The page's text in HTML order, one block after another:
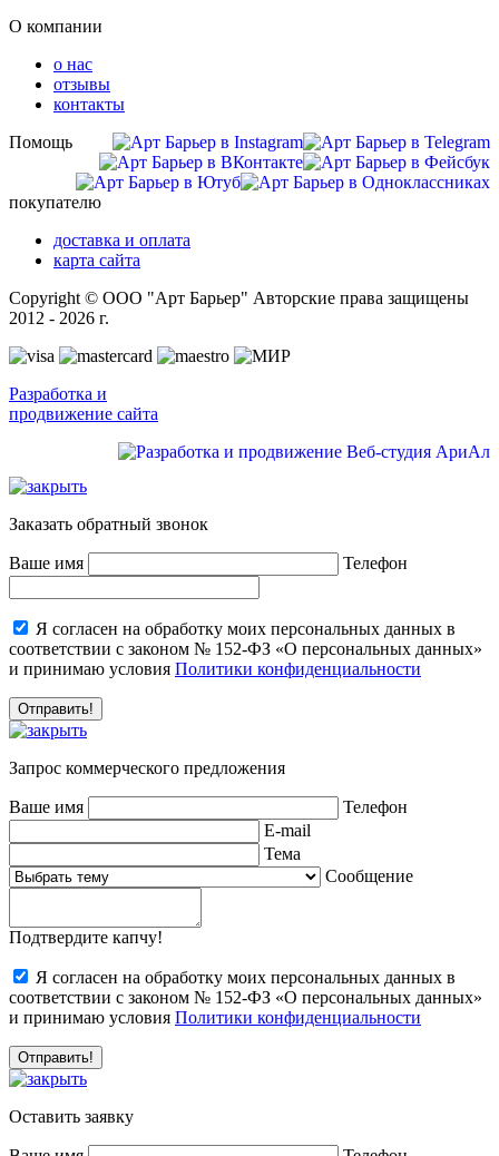
О компании
о нас
отзывы
контакты
Помощь
покупателю
доставка и оплата
карта сайта
Copyright © ООО "Арт Барьер" Авторские права защищены
2012 - 2026 г.
Разработка и
продвижение сайта
Заказать обратный звонок
Ваше имя Телефон
Я согласен на обработку моих персональных данных в
соответствии с законом № 152-ФЗ «О персональных данных»
и принимаю условия Политики конфиденциальности
Запрос коммерческого предложения
Ваше имя
Телефон
E-mail
Тема
Сообщение
Подтвердите капчу!
Я согласен на обработку моих персональных данных в
соответствии с законом № 152-ФЗ «О персональных данных»
и принимаю условия Политики конфиденциальности
Оставить заявку